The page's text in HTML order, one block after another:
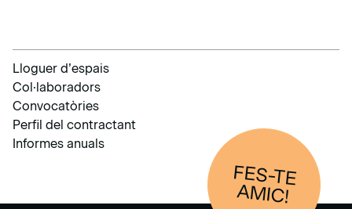
Lloguer d’espais
Col·laboradors
Convocatòries
Perfil del contractant
Informes anuals
FES-TE
AM
IC!